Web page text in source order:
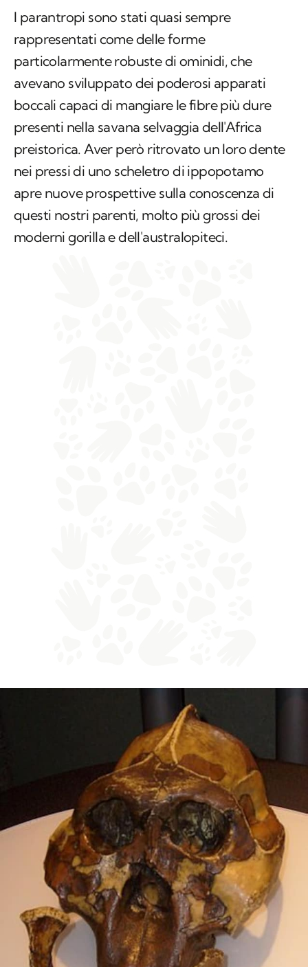
I parantropi sono stati quasi sempre
rappresentati come delle forme
particolarmente robuste di ominidi, che
avevano sviluppato dei poderosi apparati
boccali capaci di mangiare le fibre più dure
presenti nella savana selvaggia dell'Africa
preistorica. Aver però ritrovato un loro dente
nei pressi di uno scheletro di ippopotamo
apre nuove prospettive sulla conoscenza di
questi nostri parenti, molto più grossi dei
moderni gorilla e dell'australopiteci.